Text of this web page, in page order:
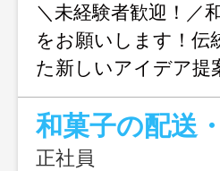
＼未経験者歓迎！／
をお願いします！伝
た新しいアイデア提
けながら、少しずつ
和菓子の配送
正社員